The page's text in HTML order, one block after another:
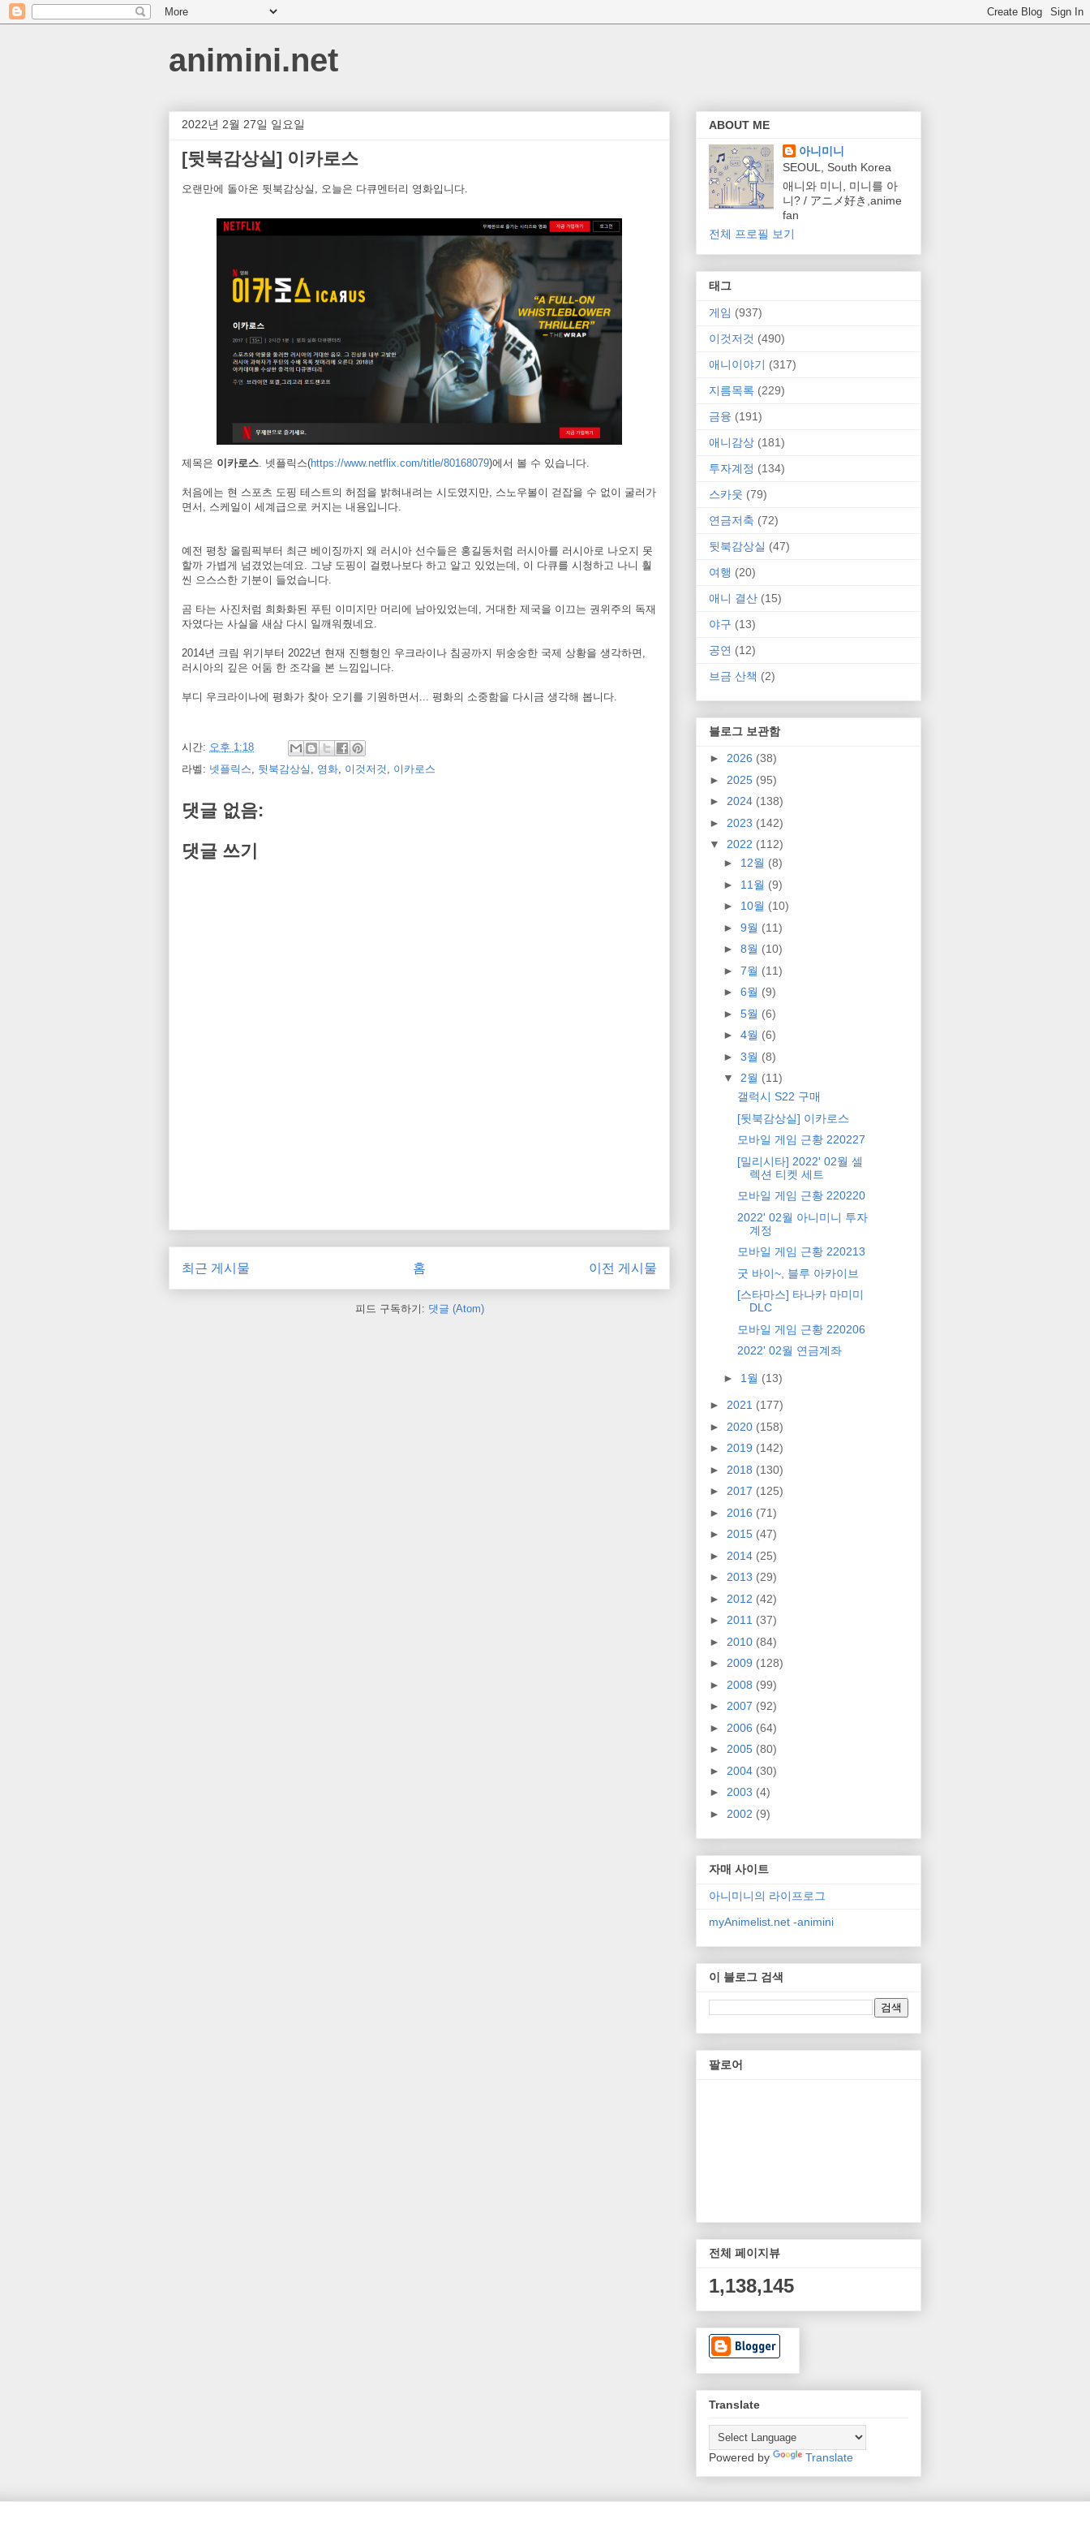
animini.net
2022년 2월 27일 일요일
[뒷북감상실] 이카로스
오랜만에 돌아온 뒷북감상실, 오늘은 다큐멘터리 영화입니다.
제목은 이카로스. 넷플릭스(https://www.netflix.com/title/80168079)에서 볼 수 있습니다.
처음에는 현 스포츠 도핑 테스트의 허점을 밝혀내려는 시도였지만, 스노우볼이 걷잡을 수 없이 굴러가
면서, 스케일이 세계급으로 커지는 내용입니다.
예전 평창 올림픽부터 최근 베이징까지 왜 러시아 선수들은 홍길동처럼 러시아를 러시아로 나오지 못
할까 가볍게 넘겼었는데요. 그냥 도핑이 걸렸나보다 하고 알고 있었는데, 이 다큐를 시청하고 나니 훨
씬 으스스한 기분이 들었습니다.
곰 타는 사진처럼 희화화된 푸틴 이미지만 머리에 남아있었는데, 거대한 제국을 이끄는 권위주의 독재
자였다는 사실을 새삼 다시 일깨워줬네요.
2014년 크림 위기부터 2022년 현재 진행형인 우크라이나 침공까지 뒤숭숭한 국제 상황을 생각하면,
러시아의 깊은 어둠 한 조각을 본 느낌입니다.
부디 우크라이나에 평화가 찾아 오기를 기원하면서... 평화의 소중함을 다시금 생각해 봅니다.
시간: 오후 1:18
라벨: 넷플릭스, 뒷북감상실 , 영화, 이것저것 , 이카로스
댓글 없음:
댓글 쓰기
최근 게시물 이전 게시물
홈
피드 구독하기: 댓글 (Atom)
ABOUT ME
아니미니
SEOUL, South Korea
애니와 미니, 미니를 아
니? / アニメ好き,anime
fan
전체 프로필 보기
태그
게임 (937)
이것저것 (490)
애니이야기 (317)
지름목록 (229)
금융 (191)
애니감상 (181)
투자계정 (134)
스카웃 (79)
연금저축 (72)
뒷북감상실 (47)
여행 (20)
애니 결산 (15)
야구 (13)
공연 (12)
브금 산책 (2)
블로그 보관함
► 2026 (38)
► 2025 (95)
► 2024 (138)
► 2023 (142)
▼ 2022 (112)
► 12월 (8)
► 11월 (9)
► 10월 (10)
► 9월 (11)
► 8월 (10)
► 7월 (11)
► 6월 (9)
► 5월 (6)
► 4월 (6)
► 3월 (8)
▼ 2월 (11)
갤럭시 S22 구매
[뒷북감상실] 이카로스
모바일 게임 근황 220227
[밀리시타] 2022' 02월 셀
렉션 티켓 세트
모바일 게임 근황 220220
2022' 02월 아니미니 투자
계정
모바일 게임 근황 220213
굿 바이~, 블루 아카이브
[스타마스] 타나카 마미미
DLC
모바일 게임 근황 220206
2022' 02월 연금계좌
► 1월 (13)
► 2021 (177)
► 2020 (158)
► 2019 (142)
► 2018 (130)
► 2017 (125)
► 2016 (71)
► 2015 (47)
► 2014 (25)
► 2013 (29)
► 2012 (42)
► 2011 (37)
► 2010 (84)
► 2009 (128)
► 2008 (99)
► 2007 (92)
► 2006 (64)
► 2005 (80)
► 2004 (30)
► 2003 (4)
► 2002 (9)
자매 사이트
아니미니의 라이프로그
myAnimelist.net -animini
이 블로그 검색
팔로어
전체 페이지뷰
1,138,145
Translate
Powered by Translate